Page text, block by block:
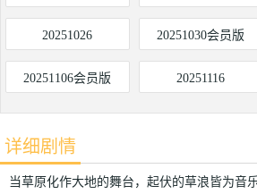
20251026 20251030会员版
20251106会员版 20251116
详细剧情
当草原化作大地的舞台，起伏的草浪皆为音